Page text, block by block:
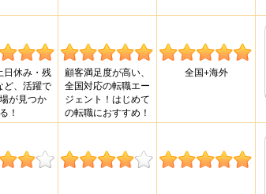
日休み・残
ど、活躍で
が見つか
る！
顧客満足度が高い、
全国対応の転職エー
ジェント！はじめて
の転職におすすめ！
全国+海外